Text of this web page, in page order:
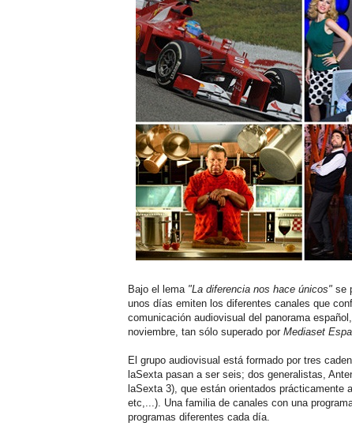
Bajo el lema "La diferencia nos hace únicos" se
unos días emiten los diferentes canales que
comunicación audiovisual del panorama
noviembre, tan sólo superado por Mediaset
El grupo audiovisual está formado por tres
laSexta pasan a ser seis; dos generalistas,
laSexta 3), que están orientados
etc,...). Una familia de canales con una
programas diferentes cada día.